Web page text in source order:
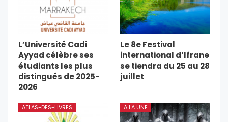
L’Université Cadi
Ayyad célèbre ses
étudiants les plus
distingués de 2025-
2026
Le 8e Festival
international d’Ifrane
se tiendra du 25 au 28
juillet
ATLAS-DES-LIVRES A LA UNE